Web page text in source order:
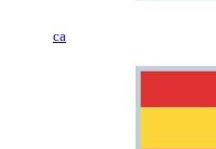
ca